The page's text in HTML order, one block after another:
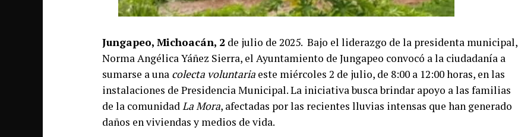
Jungapeo, Michoacán, 2 de julio de 2025. Bajo el liderazgo de la presidenta municipal,
Norma Angélica Yáñez Sierra, el Ayuntamiento de Jungapeo convocó a la ciudadanía a
sumarse a una colecta voluntaria este miércoles 2 de julio, de 8:00 a 12:00 horas, en las
instalaciones de Presidencia Municipal. La iniciativa busca brindar apoyo a las familias
de la comunidadLa Mora, afectadas por las recientes lluvias intensas que han generado
daños en viviendas y medios de vida.